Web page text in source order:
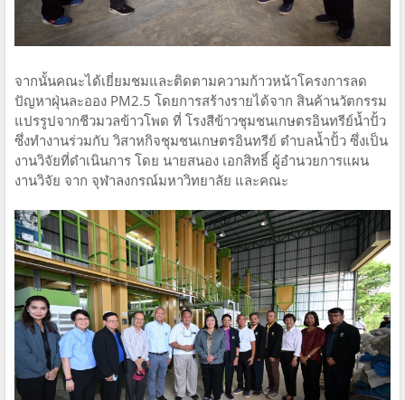
จากนั้นคณะได้เยี่ยมชมและติดตามความก้าวหน้าโครงการลด
ปัญหาฝุ่นละออง PM2.5 โดยการสร้างรายได้จาก สินค้านวัตกรรม
แปรรูปจากชีวมวลข้าวโพด ที่ โรงสีข้าวชุมชนเกษตรอินทรีย์น้ำปั้ว
ซึ่งทำงานร่วมกับ วิสาหกิจชุมชนเกษตรอินทรีย์ ตำบลน้ำปั้ว ซึ่งเป็น
งานวิจัยที่ดำเนินการ โดย นายสนอง เอกสิทธิ์ ผู้อำนวยการแผน
งานวิจัย จาก จุฬาลงกรณ์มหาวิทยาลัย และคณะ